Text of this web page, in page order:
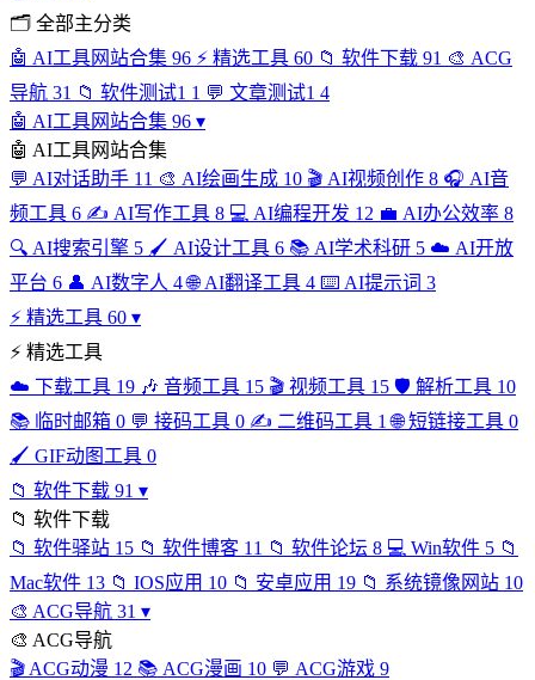
🗂 全部主分类
🤖 AI工具网站合集 96 ⚡ 精选工具 60 📁 软件下载 91 🎨 ACG
导航 31 📁 软件测试1 1 💬 文章测试1 4
🤖 AI工具网站合集 96 ▾
🤖 AI工具网站合集
💬 AI对话助手 11 🎨 AI绘画生成 10 🎬 AI视频创作 8 🎧 AI音
频工具 6 ✍️ AI写作工具 8 💻 AI编程开发 12 💼 AI办公效率 8
🔍 AI搜索引擎 5 🖌️ AI设计工具 6 📚 AI学术科研 5 ☁️ AI开放
平台 6 👤 AI数字人 4 🌐 AI翻译工具 4 ⌨️ AI提示词 3
⚡ 精选工具 60 ▾
⚡ 精选工具
☁️ 下载工具 19 🎶 音频工具 15 🎬 视频工具 15 🛡️ 解析工具 10
📚 临时邮箱 0 💬 接码工具 0 ✍️ 二维码工具 1 🌐 短链接工具 0
🖌️ GIF动图工具 0
📁 软件下载 91 ▾
📁 软件下载
📁 软件驿站 15 📁 软件博客 11 📁 软件论坛 8 💻 Win软件 5 📁
Mac软件 13 📁 IOS应用 10 📁 安卓应用 19 📁 系统镜像网站 10
🎨 ACG导航 31 ▾
🎨 ACG导航
🎬 ACG动漫 12 📚 ACG漫画 10 💬 ACG游戏 9